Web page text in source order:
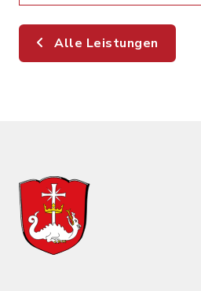
Alle Leistungen